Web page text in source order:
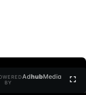
BY
AdhubMedia